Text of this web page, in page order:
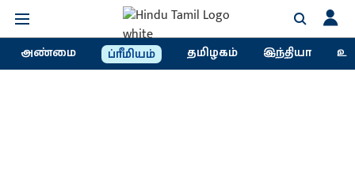
அண்மை ப்ரீமியம் தமிழகம் இந்தியா